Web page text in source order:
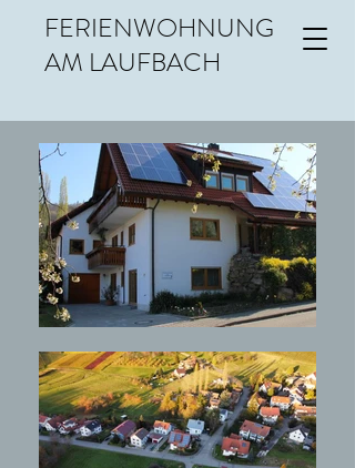
FERIENWOHNUNG
AM LAUFBACH